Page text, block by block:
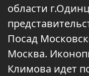
области
Посад
Москва.
Климова идет